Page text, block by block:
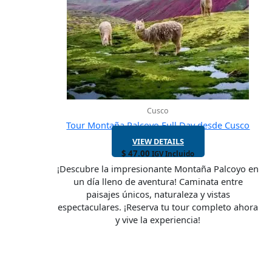
Cusco
Tour Montaña Palcoyo Full Day desde Cusco
VIEW DETAILS
$ 47.00 IGV Incluido
¡Descubre la impresionante Montaña Palcoyo en
un día lleno de aventura! Caminata entre
paisajes únicos, naturaleza y vistas
espectaculares. ¡Reserva tu tour completo ahora
y vive la experiencia!